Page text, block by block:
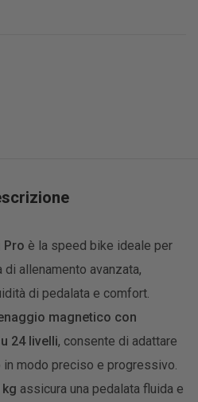
Pro è la speed bike ideale per
di allenamento avanzata,
di pedalata e comfort.
magnetico con
24 livelli, consente di adattare
in modo preciso e progressivo.
assicura una pedalata fluida e